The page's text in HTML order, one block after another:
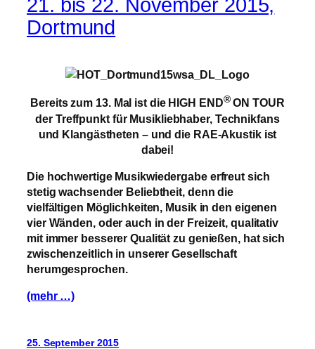
21. bis 22. November 2015,
Dortmund
Bereits zum 13. Mal ist die HIGH END®ON TOUR
der Treffpunkt für Musikliebhaber, Technikfans
und Klangästheten – und die RAE-Akustik ist
dabei!
Die hochwertige Musikwiedergabe erfreut sich
stetig wachsender Beliebtheit, denn die
vielfältigen Möglichkeiten, Musik in den eigenen
vier Wänden, oder auch in der Freizeit, qualitativ
mit immer besserer Qualität zu genießen, hat sich
zwischenzeitlich in unserer Gesellschaft
herumgesprochen.
(mehr …)
25. September 2015